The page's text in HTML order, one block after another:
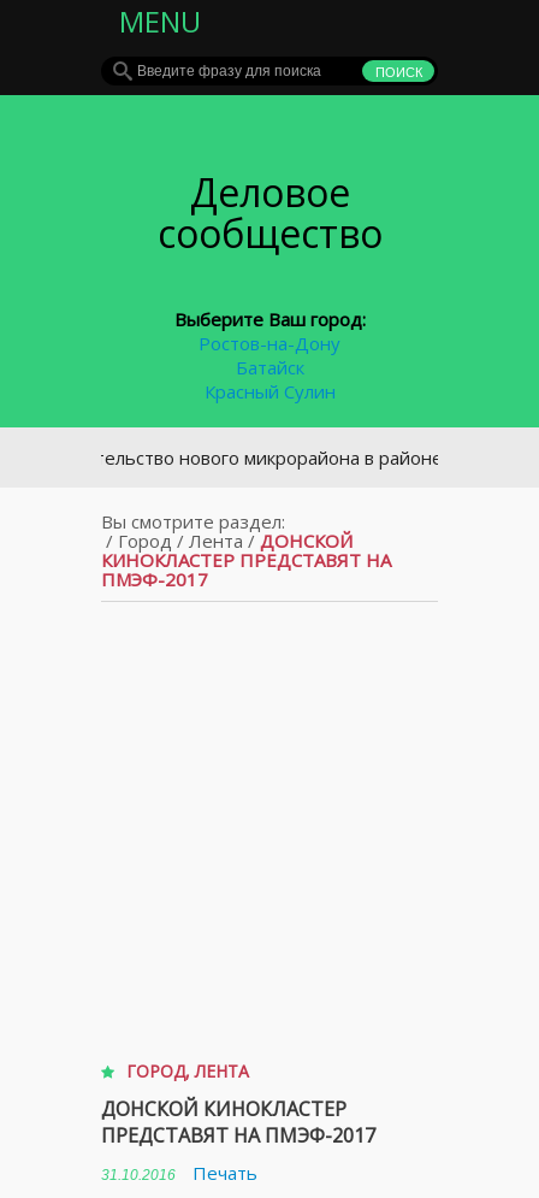
MENU
Деловое
сообщество
Выберите Ваш город:
Ростов-на-Дону
Батайск
Красный Сулин
нового микрорайона в районе площади
Вы смотрите раздел:
/ Город/ Лента / ДОНСКОЙ
КИНОКЛАСТЕР ПРЕДСТАВЯТ НА
ПМЭФ-2017
ГОРОД,ЛЕНТА
ДОНСКОЙ КИНОКЛАСТЕР
ПРЕДСТАВЯТ НА ПМЭФ-2017
31.10.2016
Печать